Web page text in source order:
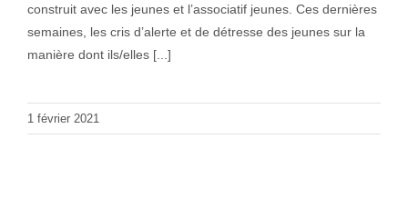
construit avec les jeunes et l’associatif jeunes. Ces dernières
semaines, les cris d’alerte et de détresse des jeunes sur la
manière dont ils/elles [...]
1 février 2021